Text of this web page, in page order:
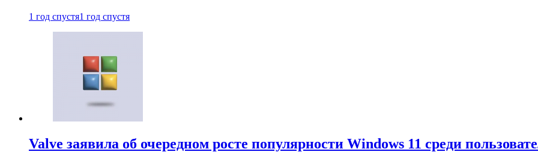
1 год спустя1 год спустя
Valve заявила об очередном росте популярности Windows 11 среди